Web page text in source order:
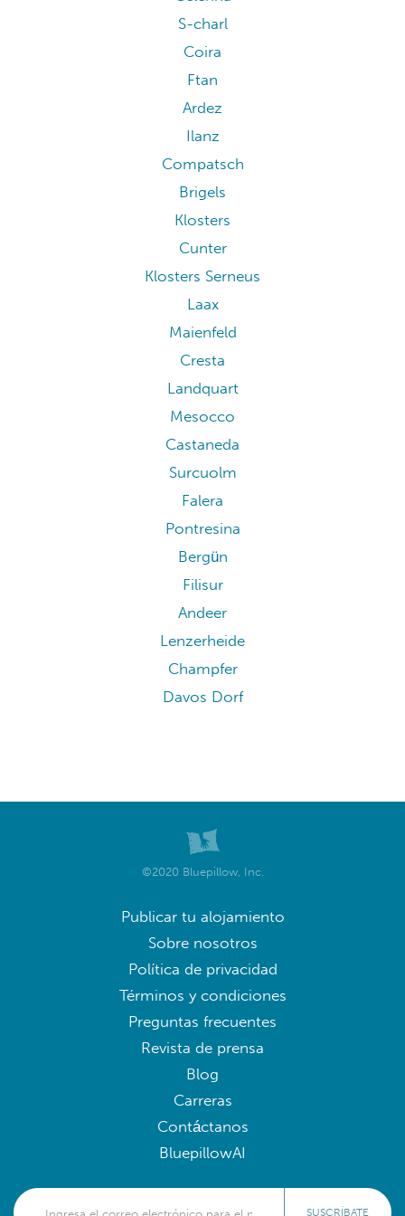
S-charl
Coira
Ftan
Ardez
Ilanz
Compatsch
Brigels
Klosters
Cunter
Klosters Serneus
Laax
Maienfeld
Cresta
Landquart
Mesocco
Castaneda
Surcuolm
Falera
Pontresina
Bergün
Filisur
Andeer
Lenzerheide
Champfer
Davos Dorf
©2020 Bluepillow, Inc.
Publicar tu alojamiento
Sobre nosotros
Política de privacidad
Términos y condiciones
Preguntas frecuentes
Revista de prensa
Blog
Carreras
Contáctanos
BluepillowAI
SUSCRÍBATE